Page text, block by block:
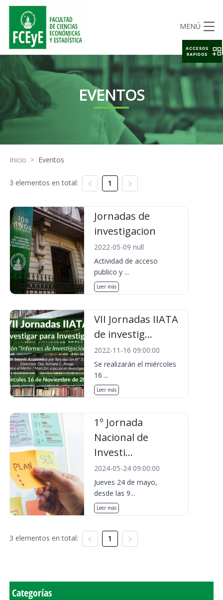
MENÚ
EVENTOS
Inicio > Eventos
3 elementos en total: 1
Jornadas de
investigacion
2022-05-09 null
Actividad de acceso
publico y ...
Leer más
VII Jornadas IIATA
de investig...
2022-11-16 09:00:00
Se realizarán el miércoles
16 ...
Leer más
1º Jornada
Nacional de
Investi...
2024-05-24 09:00:00
Jueves 24 de mayo,
desde las 9...
Leer más
3 elementos en total: 1
Categorías
ACCESOS
RAPIDOS